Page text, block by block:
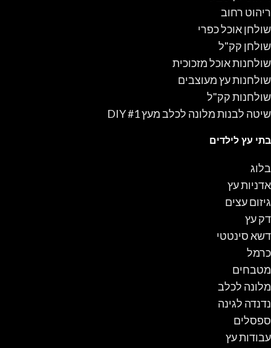
ריהוט רחוב
שולחן אוכל כפרי
שולחן קק"ל
שולחנות אוכל מזכוכית
שולחנות עץ מעוצבים
שולחנות קק"ל
שיטה לבנות מלונה לכלב מעץ #1 DIY
בתי עץ לילדים
בלוג
אדניות עץ
גיזום עצים
דק עץ
דשא סינטטי
כרמל
מטבחים
מלונה לכלב
נדנדה לגינה
ספסלים
עבודות עץ